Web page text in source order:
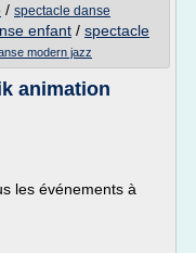
/ spectacle danse
enfant / spectacle
modern jazz
animation
les événements à